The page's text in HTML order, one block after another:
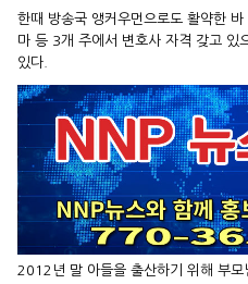
한때 방송국 앵커우먼으로도 활약한
마 등 3개 주에서 변호사 자격 갖고 있
있다.
2012년 말 아들을 출산하기 위해 부모